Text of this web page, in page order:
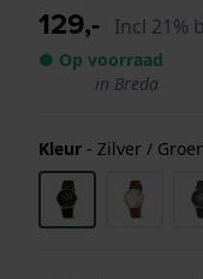
129,- Incl 21%
● Op voorraad
in Breda
Kleur - Zilver /